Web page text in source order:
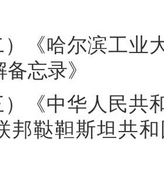
）《哈尔滨工
忘录》
）《中华人民
邦鞑靼斯坦共